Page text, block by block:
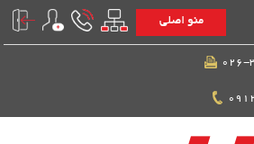
منو اصلی